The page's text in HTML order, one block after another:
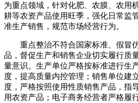
为重点领域，针对化肥、农膜、农用
耕等农资产品使用旺季，强化日常监
准生产销售，规范市场经营行为。
重点整治不符合国家标准、假冒
品，督促生产和销售企业切实履行质
量意识。生产单位严格按标准进行生
度，提高质量内控管理；销售单位建
度，严格按照使用性质销售产品，指
用农资产品；电子商务经营者严格履